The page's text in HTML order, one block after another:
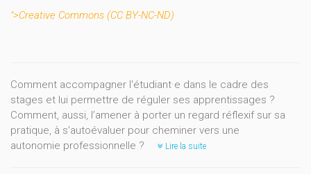
">Creative Commons (CC BY-NC-ND)
Comment accompagner l'étudiant·e dans le cadre des
stages et lui permettre de réguler ses apprentissages ?
Comment, aussi, l’amener à porter un regard réflexif sur sa
pratique, à s’autoévaluer pour cheminer vers une
autonomie professionnelle ?
Lire la suite